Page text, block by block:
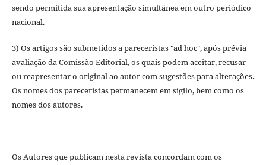
sendo permitida sua apresentação simultânea em outro periódico
nacional.
3) Os artigos são submetidos a pareceristas "ad hoc", após prévia
avaliação da Comissão Editorial, os quais podem aceitar, recusar
ou reapresentar o original ao autor com sugestões para alterações.
Os nomes dos pareceristas permanecem em sigilo, bem como os
nomes dos autores.
Os Autores que publicam nesta revista concordam com os